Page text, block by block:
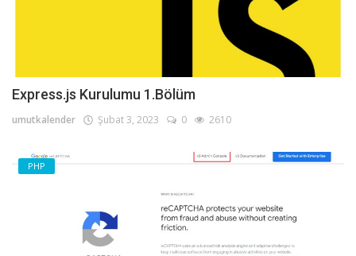
Express.js Kurulumu 1.Bölüm
umutkalender Şubat 3, 2023 0 2610
PHP